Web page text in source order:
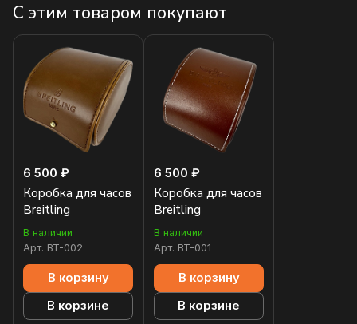
С этим товаром покупают
6 500 ₽
Коробка для часов
Breitling
В наличии
Арт. BT-002
В корзину
В корзине
6 500 ₽
Коробка для часов
Breitling
В наличии
Арт. BT-001
В корзину
В корзине